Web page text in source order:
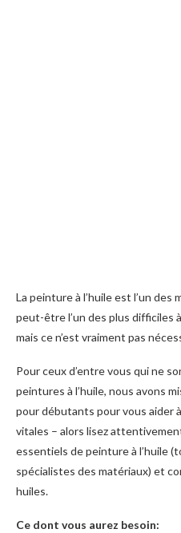
La peinture à l’huile est l’un des
peut-être l’un des plus difficiles
mais ce n’est vraiment pas
Pour ceux d’entre vous qui ne
peintures à l’huile, nous avons
pour débutants pour vous aider
vitales – alors lisez
essentiels de peinture à l’huile
spécialistes des matériaux) et
huiles.
Ce dont vous aurez besoin: